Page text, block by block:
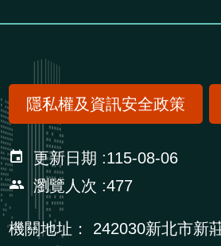
隱私權及資訊安全政策
更新日期
115-08-06
瀏覽人次
477
機關地址： 242030新北市新